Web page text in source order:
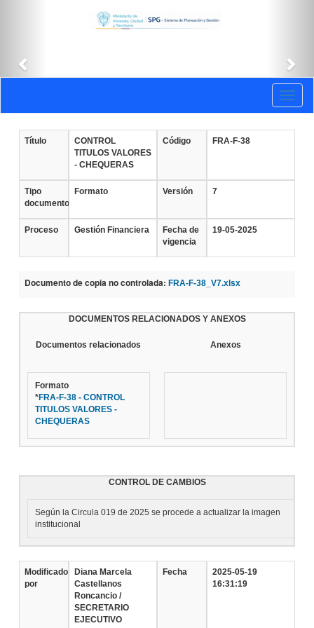
Título
CONTROL
TITULOS VALORES
- CHEQUERAS
Código FRA-F-38
Tipo
documento
Formato Versión 7
Proceso Gestión Financiera
Fecha de
vigencia
19-05-2025
Documento de copia no controlada: FRA-F-38_V7.xlsx
DOCUMENTOS RELACIONADOS Y ANEXOS
Documentos relacionados Anexos
Formato
*FRA-F-38 - CONTROL
TITULOS VALORES -
CHEQUERAS
CONTROL DE CAMBIOS
Según la Circula 019 de 2025 se procede a actualizar la imagen
institucional
Modificado
por
Diana Marcela
Castellanos
Roncancio /
SECRETARIO
EJECUTIVO
Fecha
2025-05-19
16:31:19